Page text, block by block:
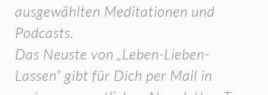
ausgewählten Meditationen und
Podcasts.
Das Neuste von „Leben-Lieben-
Lassen“ gibt für Dich per Mail in